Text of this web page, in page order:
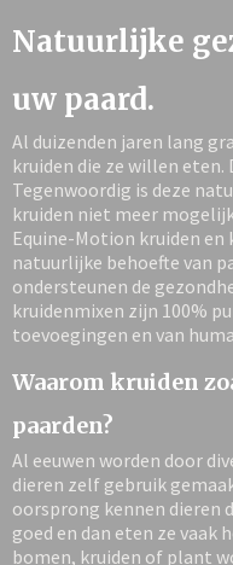
Natuurlijke
uw paard.
Al duizenden jaren lang
kruiden die ze willen eten.
Tegenwoordig is deze
kruiden niet meer
Equine-Motion kruiden
natuurlijke behoefte van
ondersteunen de
kruidenmixen zijn 100%
toevoegingen en van
Waarom kruiden
paarden?
Al eeuwen worden door
dieren zelf gebruik
oorsprong kennen dieren
goed en dan eten ze vaak
bomen, kruiden of plant